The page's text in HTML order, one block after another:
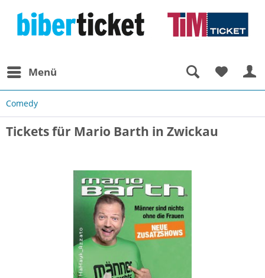
Menü
Comedy
Tickets für Mario Barth in Zwickau